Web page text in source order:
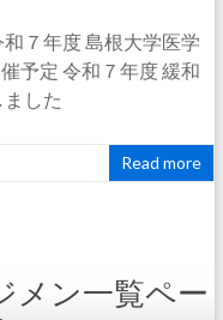
７年度 島根大学医学
予定 令和７年度 緩和
した
Read more
メン一覧ペー